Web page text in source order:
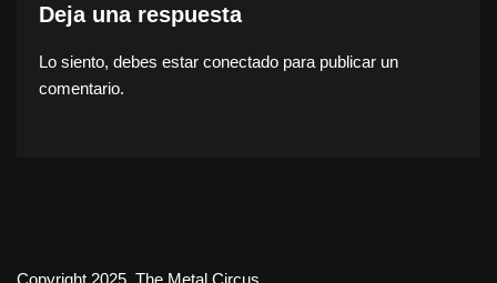
Deja una respuesta
Lo siento, debes estar conectado para publicar un
comentario.
Copyright 2025. The Metal Circus